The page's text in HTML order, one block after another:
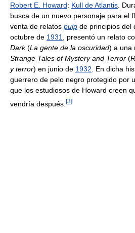
Robert E. Howard: Kull de Atlantis .
busca de un nuevo personaje para el
venta de relatos pulp de principios del
octubre de 1931 , presentó un relato
Dark(La gente de la oscuridad) a una
Strange Tales of Mystery and Terror (
y terror) en junio de 1932 . En dicha
guerrero de pelo negro protegido por
que los estudiosos de Howard creen
vendría después. [3]